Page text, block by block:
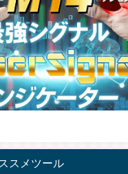
スメツール